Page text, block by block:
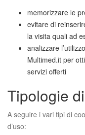
memorizzare le
evitare di
la visita quali ad
analizzare
Multimed.it per
servizi offerti
Tipologie
A seguire i vari tipi di
d’uso: